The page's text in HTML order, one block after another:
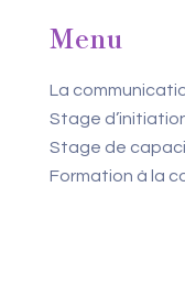
Menu
La
Stage
Stage de
Formation à la